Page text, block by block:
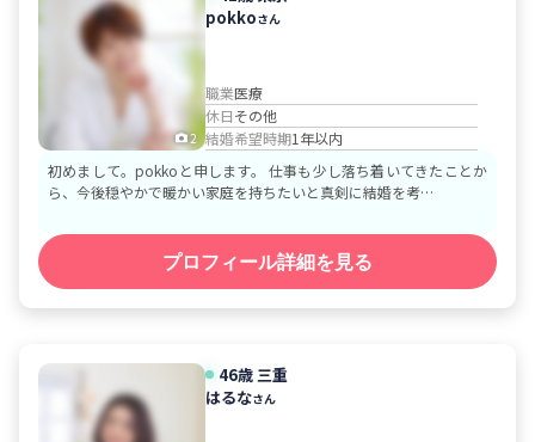
2
pokkoさん
職業医療
休日その他
結婚希望時期1年以内
初めまして。pokkoと申します。 仕事も少し落ち着いてきたことか
ら、今後穏やかで暖かい家庭を持ちたいと真剣に結婚を考…
プロフィール詳細を見る
46歳三重
はるなさん